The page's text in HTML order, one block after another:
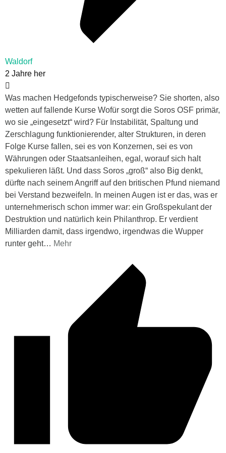
Waldorf
2 Jahre her
Was machen Hedgefonds typischerweise? Sie shorten, also
wetten auf fallende Kurse Wofür sorgt die Soros OSF primär,
wo sie „eingesetzt“ wird? Für Instabilität, Spaltung und
Zerschlagung funktionierender, alter Strukturen, in deren
Folge Kurse fallen, sei es von Konzernen, sei es von
Währungen oder Staatsanleihen, egal, worauf sich halt
spekulieren läßt. Und dass Soros „groß“ also Big denkt,
dürfte nach seinem Angriff auf den britischen Pfund niemand
bei Verstand bezweifeln. In meinen Augen ist er das, was er
unternehmerisch schon immer war: ein Großspekulant der
Destruktion und natürlich kein Philanthrop. Er verdient
Milliarden damit, dass irgendwo, irgendwas die Wupper
runter geht… Mehr